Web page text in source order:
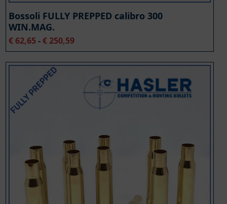
Bossoli FULLY PREPPED calibro 300
WIN.MAG.
€62,65-€250,59Fascia
di
prezzo:
€ 62,65
€ 250,59